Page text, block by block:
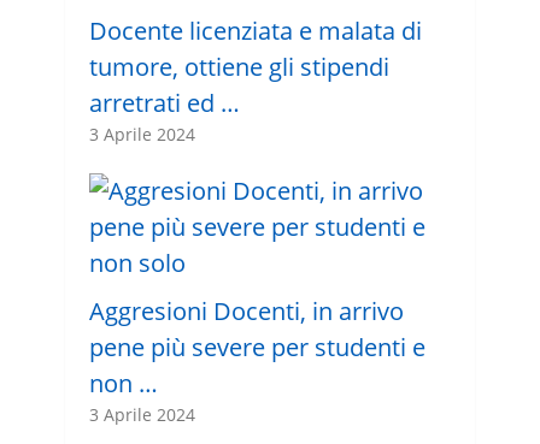
Docente licenziata e malata di
tumore, ottiene gli stipendi
arretrati ed …
3 Aprile 2024
Aggresioni Docenti, in arrivo
pene più severe per studenti e
non …
3 Aprile 2024